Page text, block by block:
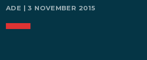
ADE | 3 NOVEMBER 2015